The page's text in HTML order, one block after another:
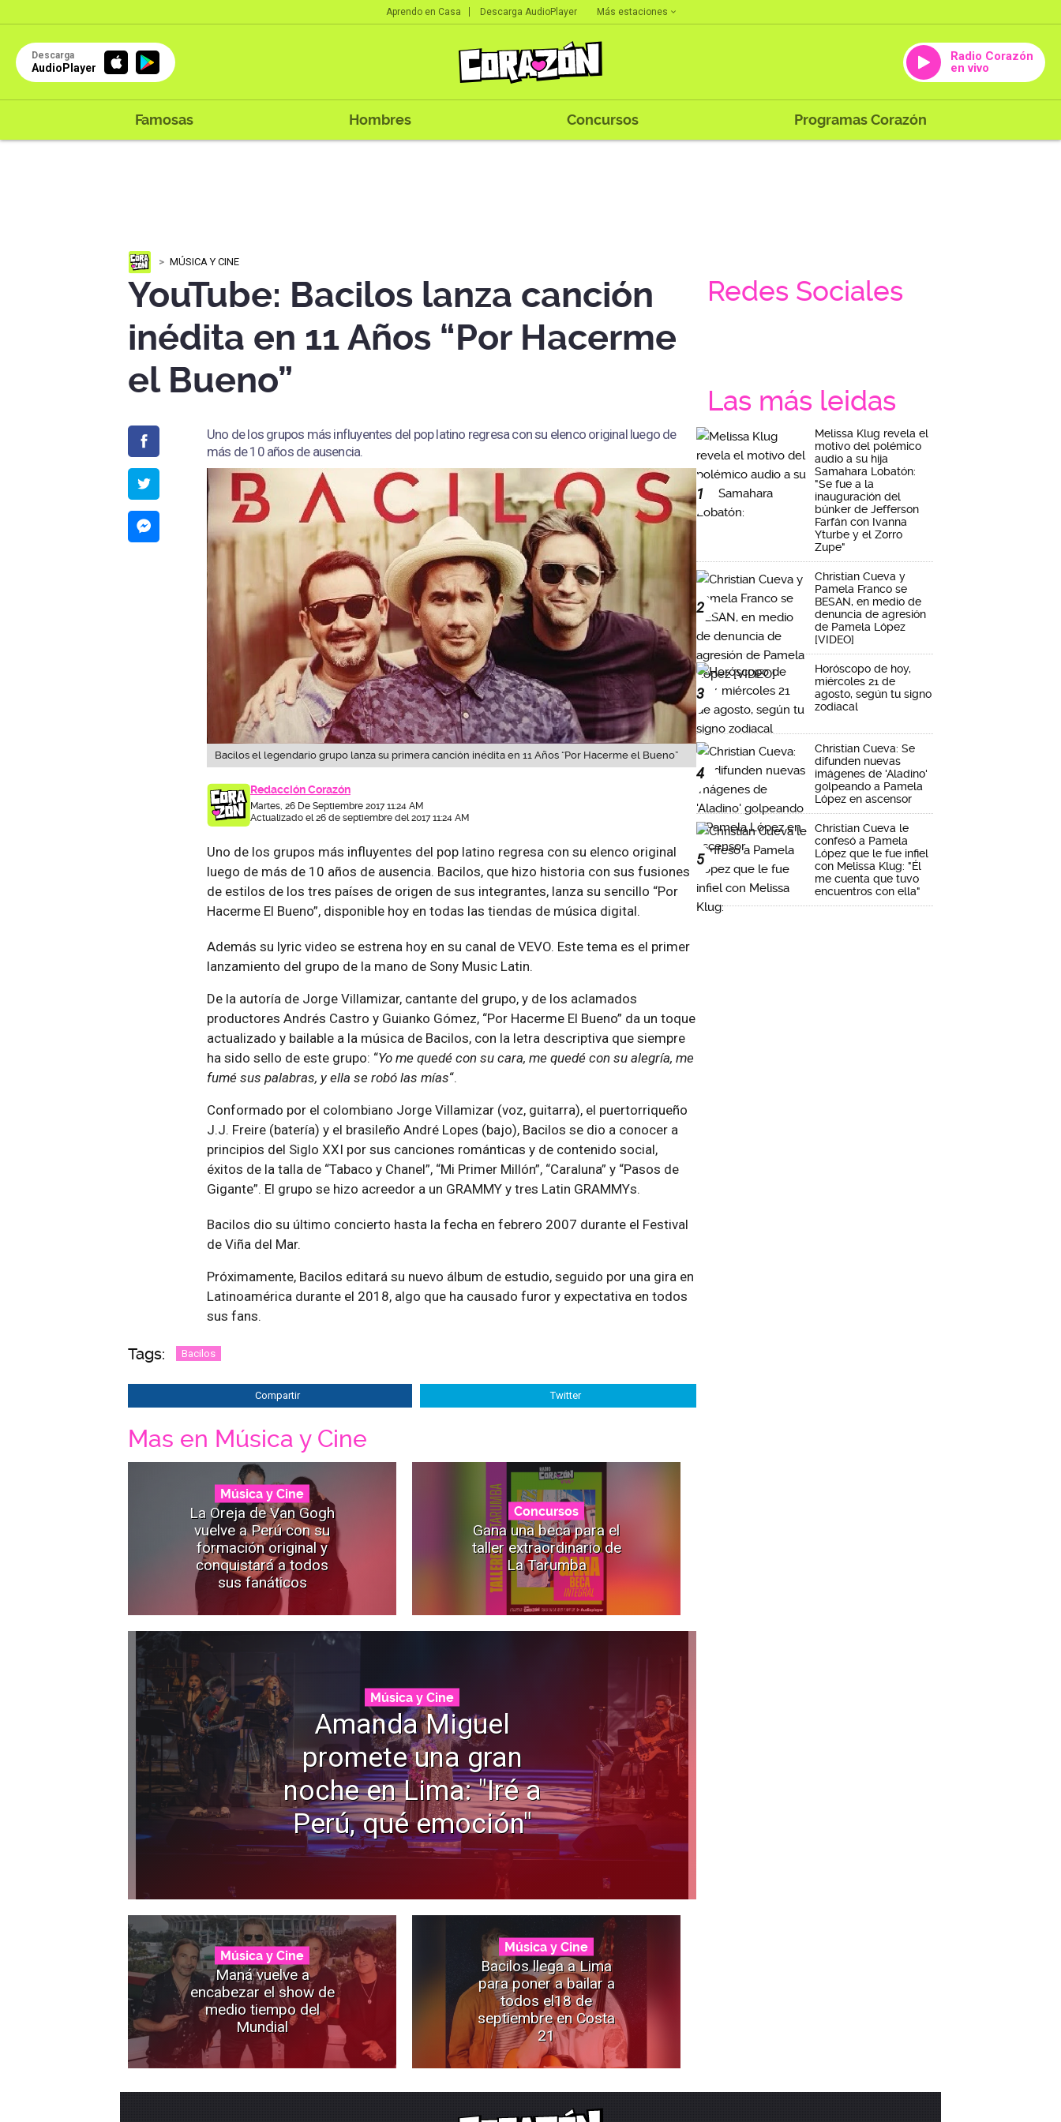
Aprendo en Casa Descarga AudioPlayer Más estaciones
Descarga
AudioPlayer
Radio Corazón
en vivo
Famosas Hombres Concursos Programas Corazón
MÚSICA Y CINE
YouTube: Bacilos lanza canción
inédita en 11 Años “Por Hacerme
el Bueno”
Uno de los grupos más influyentes del pop latino regresa con su elenco original luego de
más de 10 años de ausencia.
Bacilos el legendario grupo lanza su primera canción inédita en 11 Años “Por Hacerme el Bueno”
Redacción Corazón
Martes, 26 De Septiembre 2017 11:24 AM
Actualizado el 26 de septiembre del 2017 11:24 AM
Uno de los grupos más influyentes del pop latino regresa con su elenco original
luego de más de 10 años de ausencia. Bacilos, que hizo historia con sus fusiones
de estilos de los tres países de origen de sus integrantes, lanza su sencillo “Por
Hacerme El Bueno”, disponible hoy en todas las tiendas de música digital.
Además su lyric video se estrena hoy en su canal de VEVO. Este tema es el primer
lanzamiento del grupo de la mano de Sony Music Latin.
De la autoría de Jorge Villamizar, cantante del grupo, y de los aclamados
productores Andrés Castro y Guianko Gómez, “Por Hacerme El Bueno” da un toque
actualizado y bailable a la música de Bacilos, con la letra descriptiva que siempre
ha sido sello de este grupo: “Yo me quedé con su cara, me quedé con su alegría, me
fumé sus palabras, y ella se robó las mías“.
Conformado por el colombiano Jorge Villamizar (voz, guitarra), el puertorriqueño
J.J. Freire (batería) y el brasileño André Lopes (bajo), Bacilos se dio a conocer a
principios del Siglo XXI por sus canciones románticas y de contenido social,
éxitos de la talla de “Tabaco y Chanel”, “Mi Primer Millón”, “Caraluna” y “Pasos de
Gigante”. El grupo se hizo acreedor a un GRAMMY y tres Latin GRAMMYs.
Bacilos dio su último concierto hasta la fecha en febrero 2007 durante el Festival
de Viña del Mar.
Próximamente, Bacilos editará su nuevo álbum de estudio, seguido por una gira en
Latinoamérica durante el 2018, algo que ha causado furor y expectativa en todos
sus fans.
Tags: Bacilos
Compartir Twitter
Mas en Música y Cine
Música y Cine
La Oreja de Van Gogh
vuelve a Perú con su
formación original y
conquistará a todos
sus fanáticos
Concursos
Gana una beca para el
taller extraordinario de
La Tarumba
Música y Cine
Amanda Miguel
promete una gran
noche en Lima: "Iré a
Perú, qué emoción"
Música y Cine
Maná vuelve a
encabezar el show de
medio tiempo del
Mundial
Música y Cine
Bacilos llega a Lima
para poner a bailar a
todos el18 de
septiembre en Costa
21
Redes Sociales
Las más leidas
1
Melissa Klug revela el
motivo del polémico
audio a su hija
Samahara Lobatón:
"Se fue a la
inauguración del
búnker de Jefferson
Farfán con Ivanna
Yturbe y el Zorro
Zupe"
2
Christian Cueva y
Pamela Franco se
BESAN, en medio de
denuncia de agresión
de Pamela López
[VIDEO]
3
Horóscopo de hoy,
miércoles 21 de
agosto, según tu signo
zodiacal
4
Christian Cueva: Se
difunden nuevas
imágenes de 'Aladino'
golpeando a Pamela
López en ascensor
5
Christian Cueva le
confesó a Pamela
López que le fue infiel
con Melissa Klug: "Él
me cuenta que tuvo
encuentros con ella"